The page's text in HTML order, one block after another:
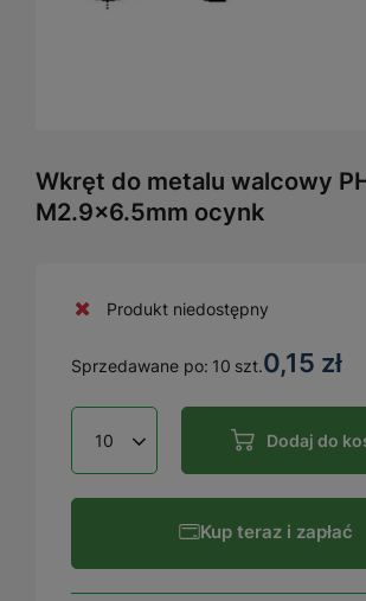
Wkręt do metalu walcowy
M2.9x6.5mm ocynk
Produkt niedostępny
0,15 zł
Sprzedawane po: 10 szt.
Dodaj do
Kup teraz i zapłać